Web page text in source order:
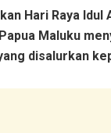
Hari Raya
Maluku
disalurkan